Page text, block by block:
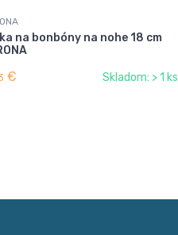
na bonbóny na nohe 18 cm
€ Skladom: > 1 ks